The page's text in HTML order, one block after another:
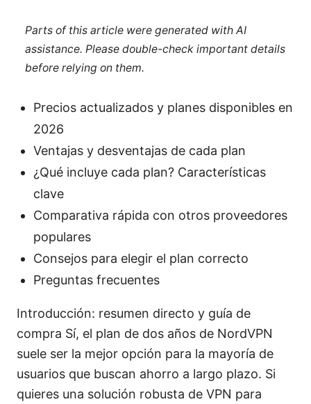
Parts of this article were generated with AI
assistance. Please double-check important details
before relying on them.
Precios actualizados y planes disponibles en
2026
Ventajas y desventajas de cada plan
¿Qué incluye cada plan? Características
clave
Comparativa rápida con otros proveedores
populares
Consejos para elegir el plan correcto
Preguntas frecuentes
Introducción: resumen directo y guía de
compra Sí, el plan de dos años de NordVPN
suele ser la mejor opción para la mayoría de
usuarios que buscan ahorro a largo plazo. Si
quieres una solución robusta de VPN para